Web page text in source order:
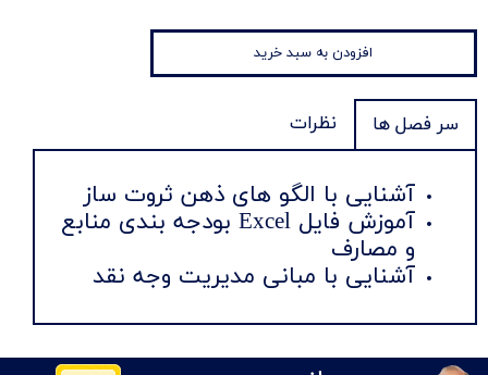
افزودن به سبد خرید
سر فصل ها نظرات
آشنایی با الگو های ذهن ثروت ساز
آموزش فایل Excel بودجه بندی منابع
و مصارف
آشنایی با مبانی مدیریت وجه نقد